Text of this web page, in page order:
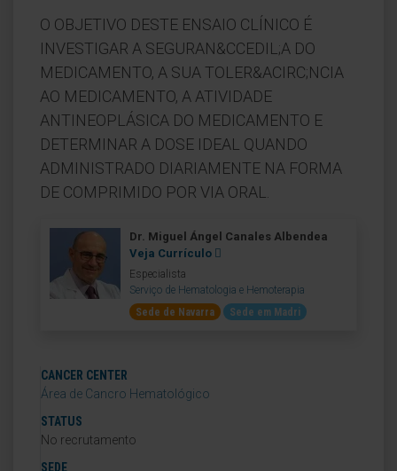
O OBJETIVO DESTE ENSAIO CLÍNICO É
INVESTIGAR A SEGURAN&CCEDIL;A DO
MEDICAMENTO, A SUA TOLER&ACIRC;NCIA
AO MEDICAMENTO, A ATIVIDADE
ANTINEOPLÁSICA DO MEDICAMENTO E
DETERMINAR A DOSE IDEAL QUANDO
ADMINISTRADO DIARIAMENTE NA FORMA
DE COMPRIMIDO POR VIA ORAL.
Dr. Miguel Ángel Canales Albendea
Veja Currículo
Especialista
Serviço de Hematologia e Hemoterapia
Sede de Navarra
Sede em Madri
CANCER CENTER
Área de Cancro Hematológico
STATUS
No recrutamento
SEDE